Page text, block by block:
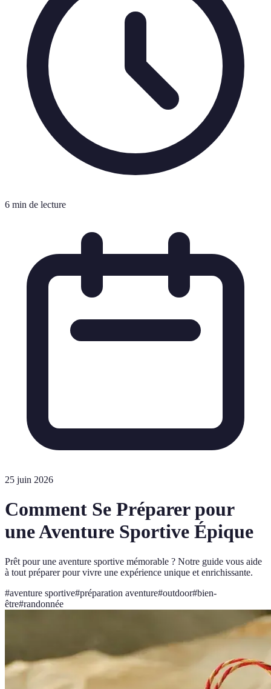
6 min de lecture
25 juin 2026
Comment Se Préparer pour
une Aventure Sportive Épique
Prêt pour une aventure sportive mémorable ? Notre guide vous aide
à tout préparer pour vivre une expérience unique et enrichissante.
#aventure sportive#préparation aventure#outdoor#bien-
être#randonnée